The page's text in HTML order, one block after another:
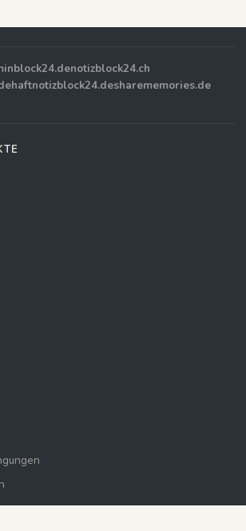
notizblock24.ch
haftnotizblock24.desharememories.de